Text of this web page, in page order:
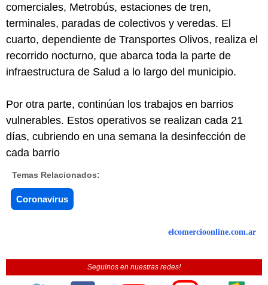
comerciales, Metrobús, estaciones de tren,
terminales, paradas de colectivos y veredas. El
cuarto, dependiente de Transportes Olivos, realiza el
recorrido nocturno, que abarca toda la parte de
infraestructura de Salud a lo largo del municipio.
Por otra parte, continúan los trabajos en barrios
vulnerables. Estos operativos se realizan cada 21
días, cubriendo en una semana la desinfección de
cada barrio
Temas Relacionados:
Coronavirus
elcomercioonline.com.ar
Seguinos en nuestras redes!